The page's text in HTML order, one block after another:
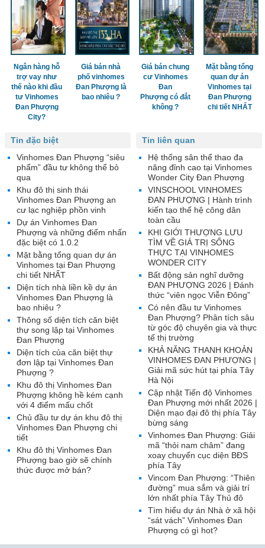
Ngân hàng hỗ
trợ vay như
thế nào khi đầu
tư Vinhomes
Đan Phượng
City?
Giá bán nhà
phố vinhomes
Đan Phượng là
bao nhiêu ?
Giá bán chung
cư Vinhomes
Đan
Phượng có đắt
không ?
Mặt bằng tổng
quan dự án
Vinhomes tại
Đan Phượng
chi tiết NHẤT
Tin liên quan
Hệ thống sân thể thao đa
năng đỉnh cao tại Vinhomes
Wonder City Đan Phượng
VINSCHOOL VINHOMES
ĐAN PHƯỢNG | Hành trình
kiến tạo thế hệ công dân
toàn cầu
KHI GIỚI THƯỢNG LƯU
TÌM VỀ GIÁ TRỊ SỐNG
THỰC TẠI VINHOMES
WONDER CITY
Bất động sản nghĩ dưỡng
ĐAN PHƯỢNG 2026 | Đánh
thức “viên ngọc Viễn Đông”
Có nên đầu tư Vinhomes
Đan Phượng? Phân tích sâu
từ góc độ chuyên gia và thực
tế thị trường
KHẢ NĂNG THANH KHOẢN
VINHOMES ĐAN PHƯỢNG |
Giải mã sức hút tại phía Tây
Hà Nội
Cập nhật Tiến độ Vinhomes
Đan Phượng mới nhất 2026 |
Diện mạo đại đô thị phía Tây
bừng sáng
Vinhomes Đan Phượng: Giải
mã “thỏi nam châm” đang
xoay chuyển cục diện BĐS
phía Tây
Vincom Đan Phượng: “Thiên
đường” mua sắm và giải trí
lớn nhất phía Tây Thủ đô
Tìm hiểu dự án Nhà ở xã hội
“sát vách” Vinhomes Đan
Phượng có gì hot?
Tin đặc biệt
Vinhomes Đan Phượng “siêu
phẩm” đầu tư không thể bỏ
qua
Khu đô thị sinh thái
Vinhomes Đan Phượng an
cư lạc nghiệp phồn vinh
Dự án Vinhomes Đan
Phượng và những điểm nhấn
đặc biệt có 1.0.2
Mặt bằng tổng quan dự án
Vinhomes tại Đan Phượng
chi tiết NHẤT
Diện tích nhà liền kề dự án
Vinhomes Đan Phượng là
bao nhiêu ?
Thông số diện tích căn biệt
thự song lập tại Vinhomes
Đan Phượng
Diện tích của căn biệt thự
đơn lập tại Vinhomes Đan
Phượng ?
Khu đô thị Vinhomes Đan
Phượng không hề kém cạnh
với 4 điểm mấu chốt
Chủ đầu tư dự án khu đô thị
Vinhomes Đan Phượng chi
tiết
Khu đô thị Vinhomes Đan
Phượng bao giờ sẽ chính
thức được mở bán?